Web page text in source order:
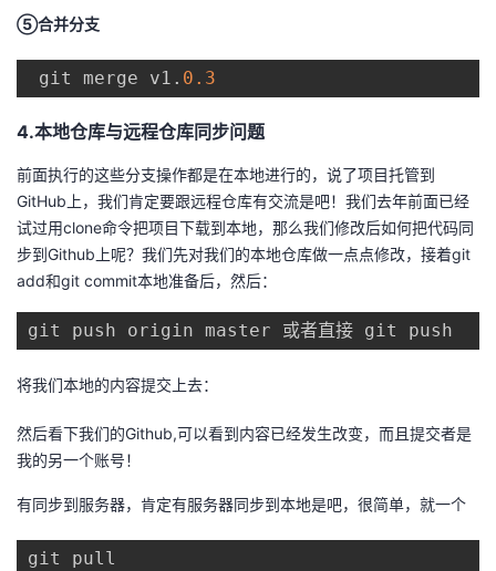
⑤合并分支
git merge v1 . 0.3
4.本地仓库与远程仓库同步问题
前面执行的这些分支操作都是在本地进行的，说了项目托管到
GitHub上，我们肯定要跟远程仓库有交流是吧！我们去年前面已经
试过用clone命令把项目下载到本地，那么我们修改后如何把代码同
步到Github上呢？我们先对我们的本地仓库做一点点修改，接着git
add和git commit本地准备后，然后：
git push origin master 或者直接 git push
将我们本地的内容提交上去：
然后看下我们的Github,可以看到内容已经发生改变，而且提交者是
我的另一个账号！
有同步到服务器，肯定有服务器同步到本地是吧，很简单，就一个
git pull